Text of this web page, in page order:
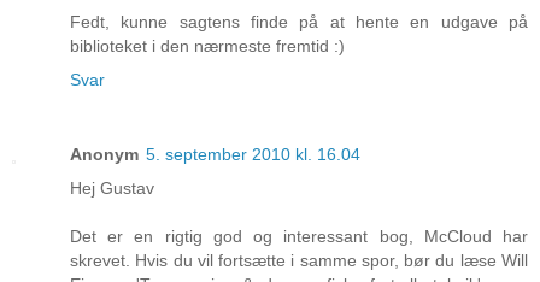
Fedt, kunne sagtens finde på at hente en udgave på
biblioteket i den nærmeste fremtid :)
Svar
Anonym 5. september 2010 kl. 16.04
Hej Gustav
Det er en rigtig god og interessant bog, McCloud har
skrevet. Hvis du vil fortsætte i samme spor, bør du læse Will